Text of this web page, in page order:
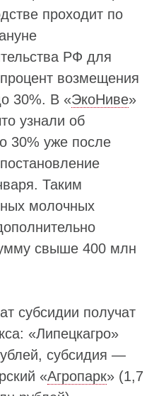
проходит по
РФ для
возмещения
30%. В «ЭкоНиве»
узнали об
30% уже после
Таким
молочных
свыше 400 млн
субсидии получат
«Липецкагро»
субсидия —
«Агропарк» (1,7